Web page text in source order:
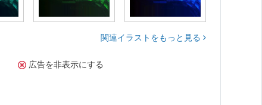
関連イラストをもっと見る
広告を非表示にする